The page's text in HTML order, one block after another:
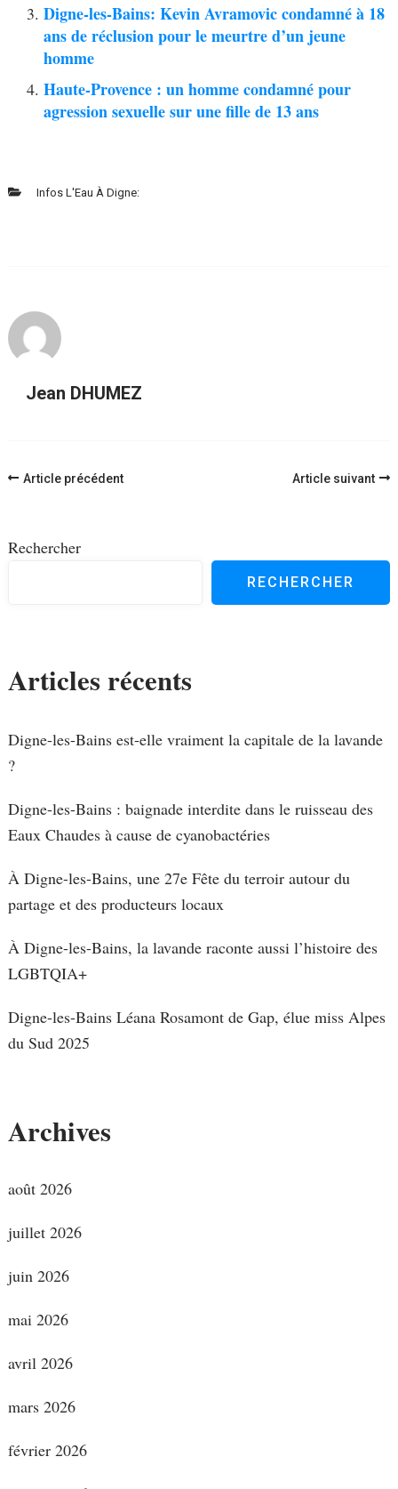
Digne-les-Bains: Kevin Avramovic condamné à 18
ans de réclusion pour le meurtre d’un jeune
homme
Haute-Provence : un homme condamné pour
agression sexuelle sur une fille de 13 ans
Infos L'Eau À Digne:
Jean DHUMEZ
Navigation
Article précédent Article suivant
Rechercher
RECHERCHER
Articles récents
Digne-les-Bains est-elle vraiment la capitale de la lavande
?
Digne-les-Bains : baignade interdite dans le ruisseau des
Eaux Chaudes à cause de cyanobactéries
À Digne-les-Bains, une 27e Fête du terroir autour du
partage et des producteurs locaux
À Digne-les-Bains, la lavande raconte aussi l’histoire des
LGBTQIA+
Digne-les-Bains Léana Rosamont de Gap, élue miss Alpes
du Sud 2025
Archives
août 2026
juillet 2026
juin 2026
mai 2026
avril 2026
mars 2026
février 2026